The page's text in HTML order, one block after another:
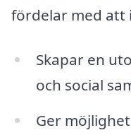
fördelar med att
Skapar en
och social
Ger